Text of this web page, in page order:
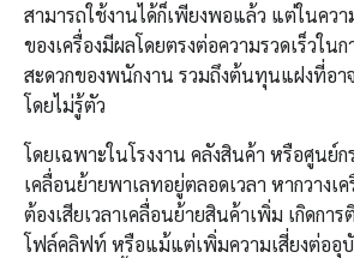
สามารถใช้งานได้ก็เพียงพอแล้ว แต่ในคว
ของเครื่องมีผลโดยตรงต่อความรวดเร็วใน
สะดวกของพนักงาน รวมถึงต้นทุนแฝงที่อา
โดยไม่รู้ตัว
โดยเฉพาะในโรงงาน คลังสินค้า หรือศูนย์
เคลื่อนย้ายพาเลทอยู่ตลอดเวลา หากวางเ
ต้องเสียเวลาเคลื่อนย้ายสินค้าเพิ่ม เกิดกา
โฟล์คลิฟท์ หรือแม้แต่เพิ่มความเสี่ยงต่ออุ